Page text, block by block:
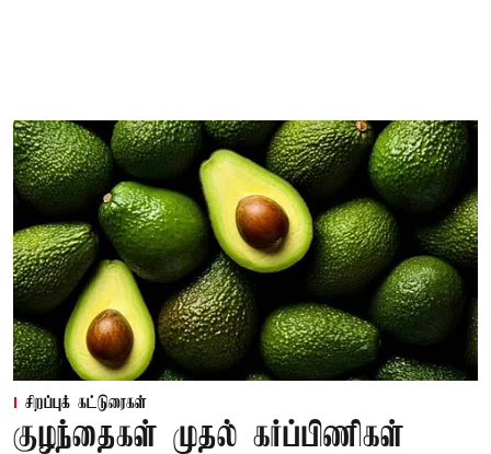
சிறப்புக் கட்டுரைகள்
குழந்தைகள் முதல் கர்ப்பிணிகள்